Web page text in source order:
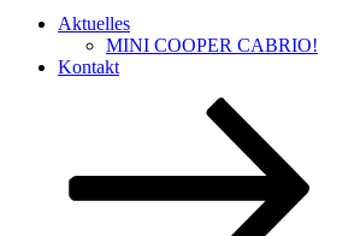
Aktuelles
MINI COOPER CABRIO!
Kontakt